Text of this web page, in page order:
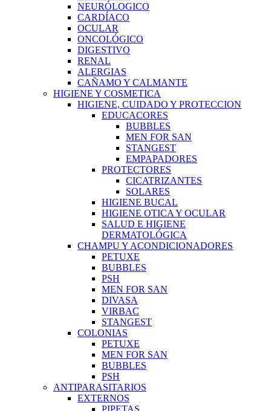
NEURÓLOGICO
CARDÍACO
OCULAR
ONCOLÓGICO
DIGESTIVO
RENAL
ALERGIAS
CAÑAMO Y CALMANTE
HIGIENE Y COSMETICA
HIGIENE, CUIDADO Y PROTECCION
EDUCACORES
BUBBLES
MEN FOR SAN
STANGEST
EMPAPADORES
PROTECTORES
CICATRIZANTES
SOLARES
HIGIENE BUCAL
HIGIENE OTICA Y OCULAR
SALUD E HIGIENE
DERMATOLÓGICA
CHAMPU Y ACONDICIONADORES
PETUXE
BUBBLES
PSH
MEN FOR SAN
DIVASA
VIRBAC
STANGEST
COLONIAS
PETUXE
MEN FOR SAN
BUBBLES
PSH
ANTIPARASITARIOS
EXTERNOS
PIPETAS